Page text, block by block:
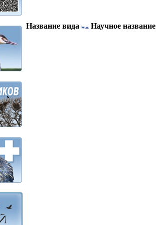
Название вида
Научное название